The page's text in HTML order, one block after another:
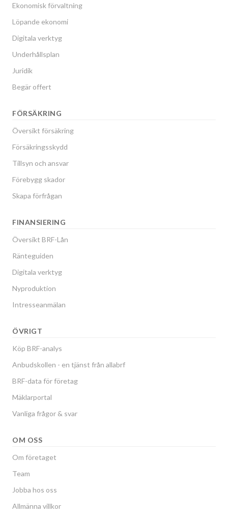
Ekonomisk förvaltning
Löpande ekonomi
Digitala verktyg
Underhållsplan
Juridik
Begär offert
FÖRSÄKRING
Översikt försäkring
Försäkringsskydd
Tillsyn och ansvar
Förebygg skador
Skapa förfrågan
FINANSIERING
Översikt BRF-Lån
Ränteguiden
Digitala verktyg
Nyproduktion
Intresseanmälan
ÖVRIGT
Köp BRF-analys
Anbudskollen - en tjänst från allabrf
BRF-data för företag
Mäklarportal
Vanliga frågor & svar
OM OSS
Om företaget
Team
Jobba hos oss
Allmänna villkor